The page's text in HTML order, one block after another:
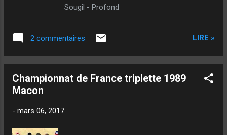
Sougil - Profond
2 commentaires LIRE »
Championnat de France triplette 1989
Macon
- mars 06, 2017